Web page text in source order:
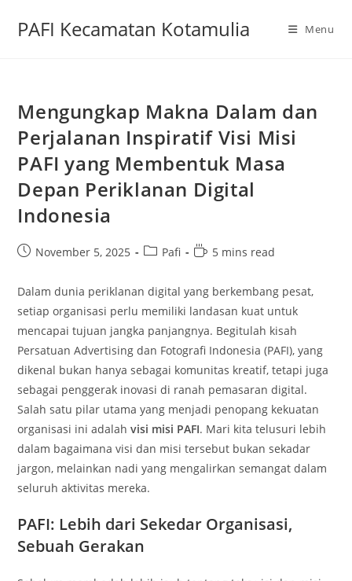
PAFI Kecamatan Kotamulia Menu
Mengungkap Makna Dalam dan
Perjalanan Inspiratif Visi Misi
PAFI yang Membentuk Masa
Depan Periklanan Digital
Indonesia
PostNovember 5, 2025
PostPafi
Reading
5 mins read
Dalam dunia periklanan digital yang berkembang pesat,
setiap organisasi perlu memiliki landasan kuat untuk
mencapai tujuan jangka panjangnya. Begitulah kisah
Persatuan Advertising dan Fotografi Indonesia (PAFI), yang
dikenal bukan hanya sebagai komunitas kreatif, tetapi juga
sebagai penggerak inovasi di ranah pemasaran digital.
Salah satu pilar utama yang menjadi penopang kekuatan
organisasi ini adalahvisi misi PAFI. Mari kita telusuri lebih
dalam bagaimana visi dan misi tersebut bukan sekadar
jargon, melainkan nadi yang mengalirkan semangat dalam
seluruh aktivitas mereka.
PAFI: Lebih dari Sekedar Organisasi,
Sebuah Gerakan